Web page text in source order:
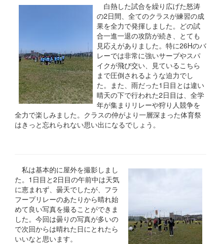
白熱した試合を繰り広げた怒涛
の2日間、全てのクラスが練習の成
果を全力で発揮しました。どの試
合一進一退の攻防が続き、とても
見応えがありました。特に26Hのバ
レーでは非常に強いサーブやスパ
イクが飛び交い、見ているこちら
まで圧倒されるような迫力でし
た。また、雨だった1日目とは違い
晴天の下で行われた2日目は、全学
年が集まりリレーや狩り人競争を
全力で楽しみました。クラスの仲がより一層深まった体育祭
はきっと忘れられない思い出になるでしょう。
私は基本的に屋外を撮影しまし
た。1日目と2日目の午前中は天気
に恵まれず、曇天でしたが、フラ
フープリレーのあたりから晴れ始
めて良い写真を撮ることができま
した。今回は曇りの写真が多いの
で次回からは晴れた日にとれたら
いいなと思います。